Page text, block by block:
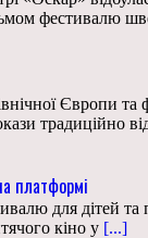
фестивалю
Європи
традиційно
платформі
для дітей
кіно у [...]